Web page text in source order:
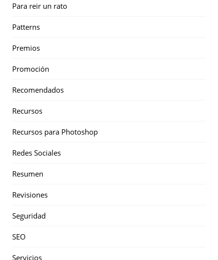
Para reir un rato
Patterns
Premios
Promoción
Recomendados
Recursos
Recursos para Photoshop
Redes Sociales
Resumen
Revisiones
Seguridad
SEO
Servicios